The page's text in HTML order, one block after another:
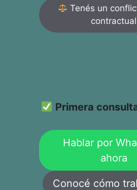
Tenés un
contractual
Primera
Hablar por
ahora
Conocé cómo